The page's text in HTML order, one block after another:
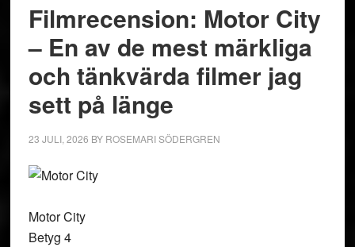
Filmrecension: Motor City
– En av de mest märkliga
och tänkvärda filmer jag
sett på länge
23 JULI, 2026 BY ROSEMARI SÖDERGREN
Motor City
Betyg 4